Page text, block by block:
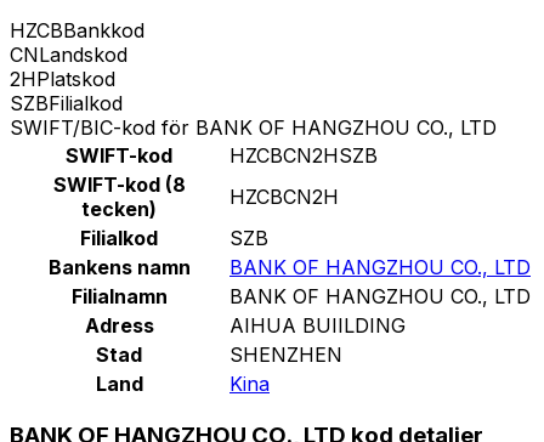
HZCBBankkod
CNLandskod
2HPlatskod
SZBFilialkod
SWIFT/BIC-kod för BANK OF HANGZHOU CO., LTD
SWIFT-kod
HZCBCN2HSZB
SWIFT-kod (8
tecken)
HZCBCN2H
Filialkod
SZB
Bankens namn
BANK OF HANGZHOU CO., LTD
Filialnamn
BANK OF HANGZHOU CO., LTD
Adress
AIHUA BUIILDING
Stad
SHENZHEN
Land
Kina
BANK OF HANGZHOU CO., LTD kod detaljer